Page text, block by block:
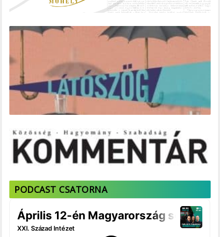
PODCAST CSATORNA